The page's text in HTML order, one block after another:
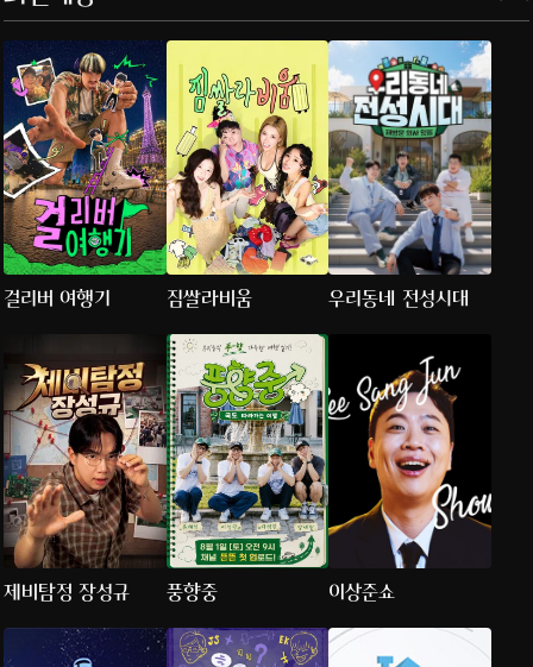
걸리버 여행기 짐쌀라비움 우리동네 전성시대
제비탐정 장성규 풍향중 이상준쇼